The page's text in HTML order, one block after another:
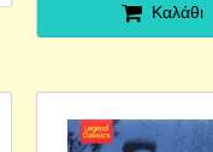
Καλάθι